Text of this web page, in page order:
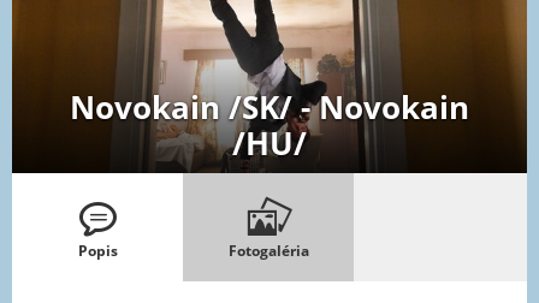
Novokain /SK/ - Novokain
/HU/
Popis Fotogaléria